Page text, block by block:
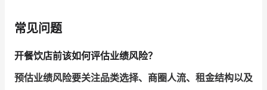
常见问题
开餐饮店前该如何评估业绩风险？
预估业绩风险要关注品类选择、商圈人流、租金结构以及